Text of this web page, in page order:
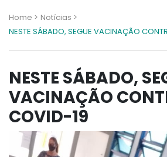
Home > Notícias >
NESTE SÁBADO, SEGUE VACINAÇÃO
NESTE SÁBADO,
VACINAÇÃO
COVID-19